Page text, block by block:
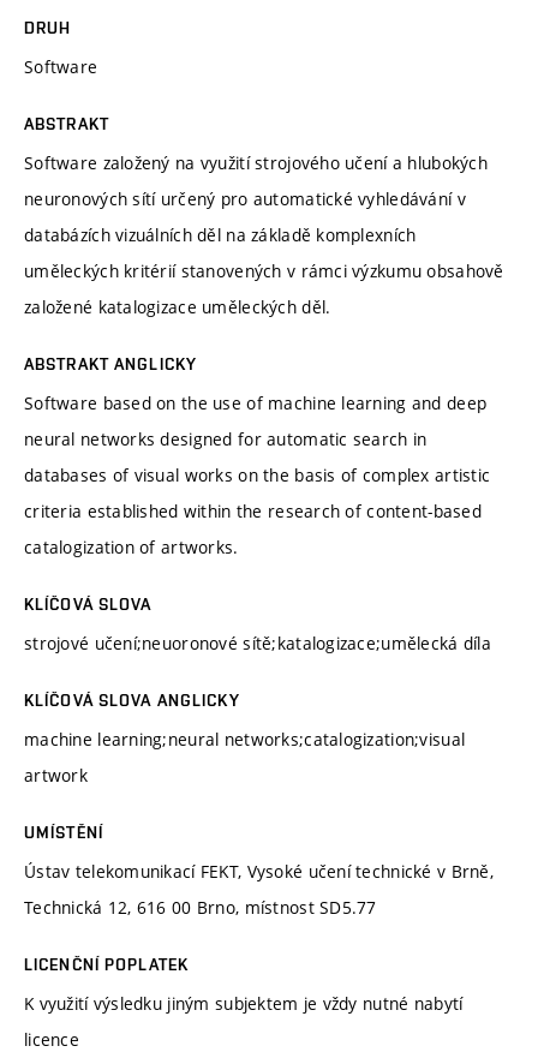
DRUH
Software
ABSTRAKT
Software založený na využití strojového učení a hlubokých
neuronových sítí určený pro automatické vyhledávání v
databázích vizuálních děl na základě komplexních
uměleckých kritérií stanovených v rámci výzkumu obsahově
založené katalogizace uměleckých děl.
ABSTRAKT ANGLICKY
Software based on the use of machine learning and deep
neural networks designed for automatic search in
databases of visual works on the basis of complex artistic
criteria established within the research of content-based
catalogization of artworks.
KLÍČOVÁ SLOVA
strojové učení;neuoronové sítě;katalogizace;umělecká díla
KLÍČOVÁ SLOVA ANGLICKY
machine learning;neural networks;catalogization;visual
artwork
UMÍSTĚNÍ
Ústav telekomunikací FEKT, Vysoké učení technické v Brně,
Technická 12, 616 00 Brno, místnost SD5.77
LICENČNÍ POPLATEK
K využití výsledku jiným subjektem je vždy nutné nabytí
licence